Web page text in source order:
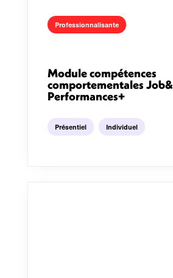
Professionnalisante
Module compétences
comportementales
Performances+
Présentiel Individuel